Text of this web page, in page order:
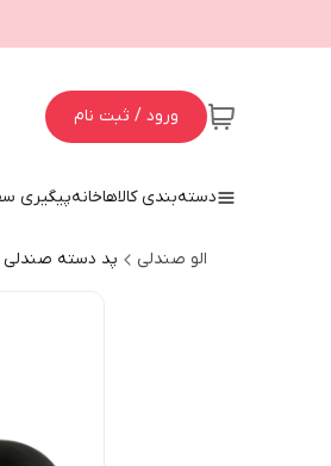
ورود / ثبت نام
دسته‌بندی کالاهاخانهپیگیری
الو صندلی پد دسته صندلی